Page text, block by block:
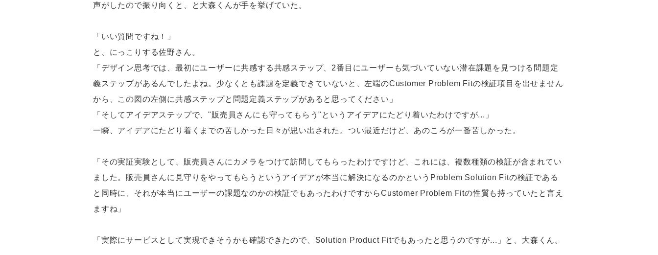
声がしたので振り向くと、と大森くんが手を挙げていた。
「いい質問ですね！」
と、にっこりする佐野さん。
「デザイン思考では、最初にユーザーに共感する共感ステップ、2番目にユーザーも気づいていない潜在課題を見つける問題定
義ステップがあるんでしたよね。少なくとも課題を定義できていないと、左端のCustomer Problem Fitの検証項目を出せません
から、この図の左側に共感ステップと問題定義ステップがあると思ってください」
「そしてアイデアステップで、"販売員さんにも守ってもらう"というアイデアにたどり着いたわけですが...」
一瞬、アイデアにたどり着くまでの苦しかった日々が思い出された。つい最近だけど、あのころが一番苦しかった。
「その実証実験として、販売員さんにカメラをつけて訪問してもらったわけですけど、これには、複数種類の検証が含まれてい
ました。販売員さんに見守りをやってもらうというアイデアが本当に解決になるのかというProblem Solution Fitの検証である
と同時に、それが本当にユーザーの課題なのかの検証でもあったわけですからCustomer Problem Fitの性質も持っていたと言え
ますね」
「実際にサービスとして実現できそうかも確認できたので、Solution Product Fitでもあったと思うのですが...」と、大森くん。